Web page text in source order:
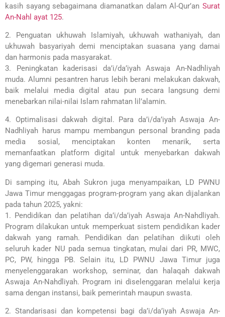
kasih sayang sebagaimana diamanatkan dalam Al-Qur’an Surat
An-Nahl ayat 125.
2. Penguatan ukhuwah Islamiyah, ukhuwah wathaniyah, dan
ukhuwah basyariyah demi menciptakan suasana yang damai
dan harmonis pada masyarakat.
3. Peningkatan kaderisasi da’i/da’iyah Aswaja An-Nadhliyah
muda. Alumni pesantren harus lebih berani melakukan dakwah,
baik melalui media digital atau pun secara langsung demi
menebarkan nilai-nilai Islam rahmatan lil’alamin.
4. Optimalisasi dakwah digital. Para da’i/da’iyah Aswaja An-
Nadhliyah harus mampu membangun personal branding pada
media sosial, menciptakan konten menarik, serta
memanfaatkan platform digital untuk menyebarkan dakwah
yang digemari generasi muda.
Di samping itu, Abah Sukron juga menyampaikan, LD PWNU
Jawa Timur menggagas program-program yang akan dijalankan
pada tahun 2025, yakni:
1. Pendidikan dan pelatihan da’i/da’iyah Aswaja An-Nahdliyah.
Program dilakukan untuk memperkuat sistem pendidikan kader
dakwah yang ramah. Pendidikan dan pelatihan diikuti oleh
seluruh kader NU pada semua tingkatan, mulai dari PR, MWC,
PC, PW, hingga PB. Selain itu, LD PWNU Jawa Timur juga
menyelenggarakan workshop, seminar, dan halaqah dakwah
Aswaja An-Nahdliyah. Program ini diselenggaran melalui kerja
sama dengan instansi, baik pemerintah maupun swasta.
2. Standarisasi dan kompetensi bagi da’i/da’iyah Aswaja An-